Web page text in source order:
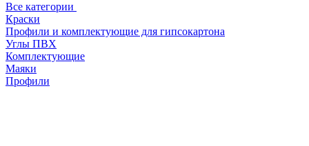
Все категории
Краски
Профили и комплектующие для гипсокартона
Углы ПВХ
Комплектующие
Маяки
Профили